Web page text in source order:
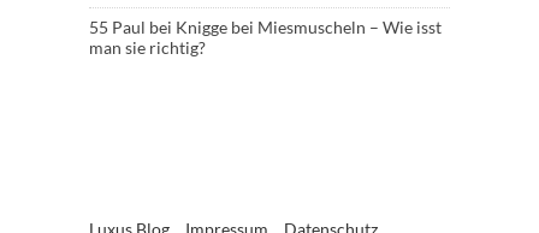
55 Paul bei Knigge bei Miesmuscheln – Wie isst
man sie richtig?